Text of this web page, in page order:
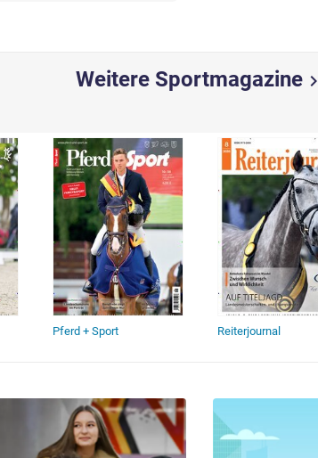
Weitere Sportmagazinechevron_right
Pferd + Sport Reiterjournal